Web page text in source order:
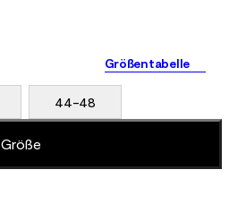
Größentabelle
44-48
Größe